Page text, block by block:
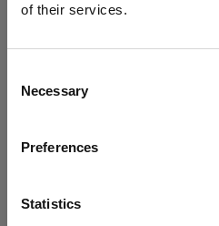
of their services.
Selection
Necessary
Preferences
Statistics
地域を変更
Poland
そのブラウザのみに適用さ
Mozilla Firefox